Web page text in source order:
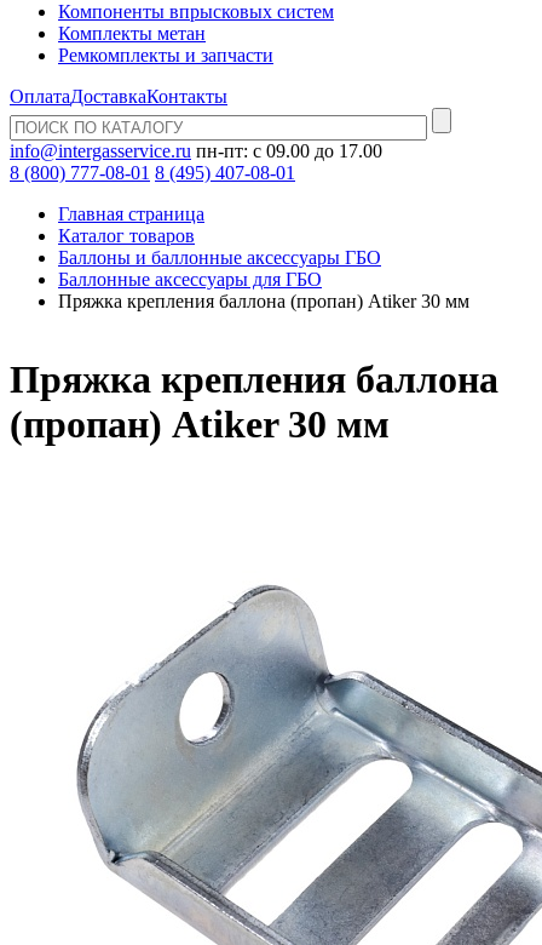
Компоненты впрысковых систем
Комплекты метан
Ремкомплекты и запчасти
ОплатаДоставкаКонтакты
info@intergasservice.ru пн-пт: с 09.00 до 17.00
8 (800) 777-08-01 8 (495) 407-08-01
Главная страница
Каталог товаров
Баллоны и баллонные аксессуары ГБО
Баллонные аксессуары для ГБО
Пряжка крепления баллона (пропан) Atiker 30 мм
Пряжка крепления баллона
(пропан) Atiker 30 мм